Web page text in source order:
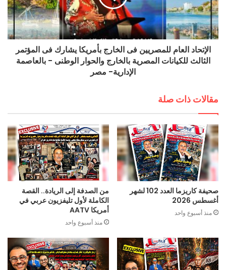
الإتحاد العام للمصريين فى الخارج بأمريكا يشارك فى المؤتمر
الثالث للكيانات المصرية بالخارج والحوار الوطنى - بالعاصمة
الإدارية- مصر
مقالات ذات صلة
صحيفة كاريزما العدد 102 لشهر
أغسطس 2026
منذ أسبوع واحد
من الصدفة إلى الريادة.. القصة
الكاملة لأول تليفزيون عربي في
أمريكا AATV
منذ أسبوع واحد